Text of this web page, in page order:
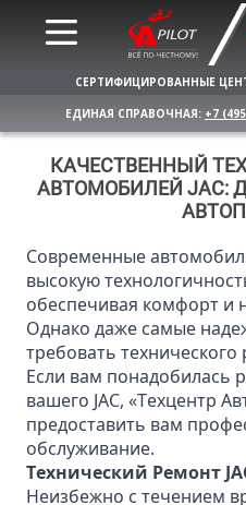
СЕРТИФИЦИРОВАННЫЕ
ЕДИНАЯ СПРАВОЧНАЯ: +7
КАЧЕСТВЕННЫЙ
АВТОМОБИЛЕЙ JAC:
Современные
высокую
обеспечивая комфорт и
Однако даже самые
требовать
Если вам понадобилась
вашего JAC, «Техцентр
предоставить вам
обслуживание.
Технический Ремонт
Неизбежно с течением